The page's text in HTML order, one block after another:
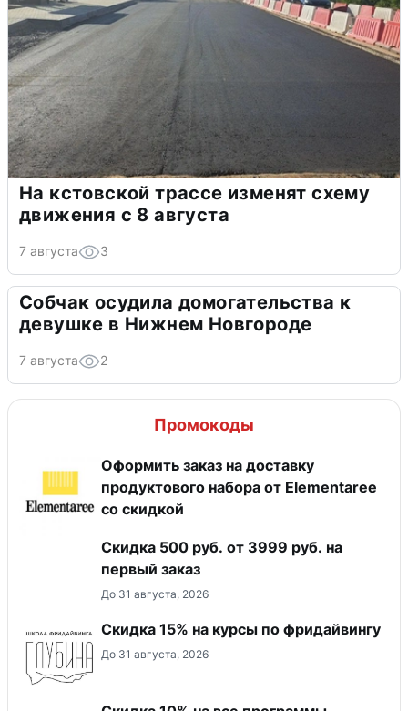
На кстовской трассе изменят схему
движения с 8 августа
7 августа 3
Собчак осудила домогательства к
девушке в Нижнем Новгороде
7 августа 2
Промокоды
Оформить заказ на доставку
продуктового набора от Elementaree
со скидкой
Скидка 500 руб. от 3999 руб. на
первый заказ
До 31 августа, 2026
Скидка 15% на курсы по фридайвингу
До 31 августа, 2026